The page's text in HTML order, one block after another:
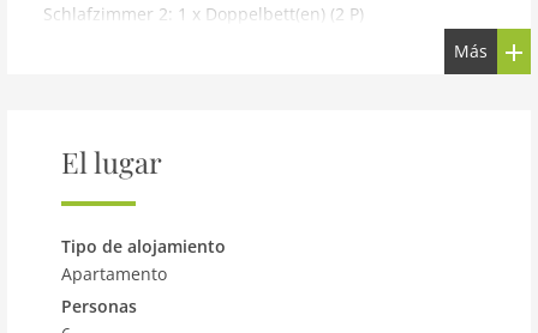
Schlafzimmer 2: 1 x Doppelbett(en) (2 P)
Badezimmer: WC. Warmes und kaltes Wasser, Dusche
Terrasse oder Ähnliches: Balkon
Etage: 1. Stock
Baumaterial: Baumaterial: Stein
Isolierung: Winterfest
Heizung: Zentralheizung
Más
El lugar
Tipo de alojamiento
Apartamento
Personas